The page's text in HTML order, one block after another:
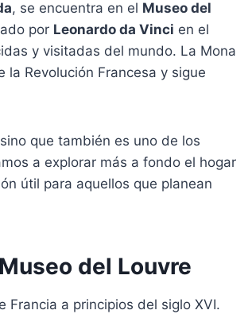
, se encuentra en el Museo del
por Leonardo da Vinci en el
y visitadas del mundo. La Mona
Revolución Francesa y sigue
que también es uno de los
a explorar más a fondo el hogar
útil para aquellos que planean
del Louvre
Francia a principios del siglo XVI.